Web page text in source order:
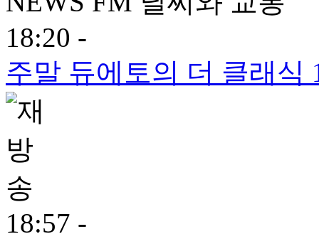
18:20 -
주말 듀에토의 더 클래식
18:57 -